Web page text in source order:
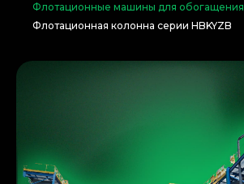
Флотационные машины для обогащения
Флотационная колонна серии HBKYZB